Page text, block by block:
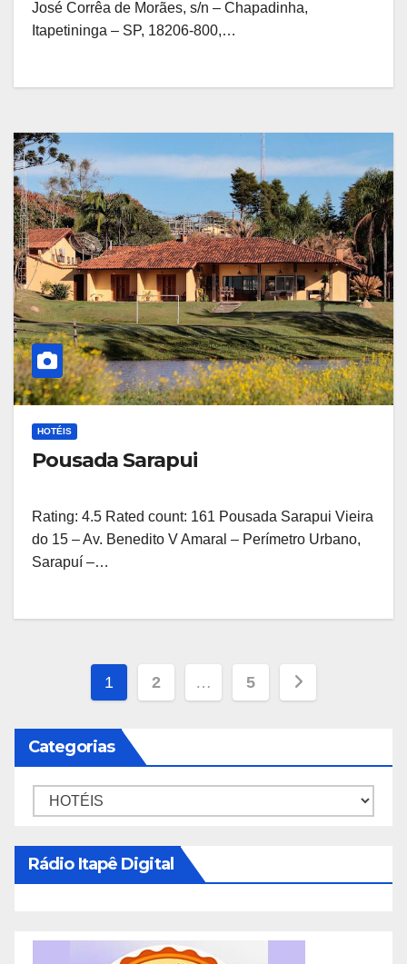
José Corrêa de Morães, s/n – Chapadinha,
Itapetininga – SP, 18206-800,…
HOTÉIS
Pousada Sarapui
Rating: 4.5 Rated count: 161 Pousada Sarapui Vieira
do 15 – Av. Benedito V Amaral – Perímetro Urbano,
Sarapuí –…
Paginação
de
posts
1 2 … 5
Categorias
Categorias
Rádio Itapê Digital